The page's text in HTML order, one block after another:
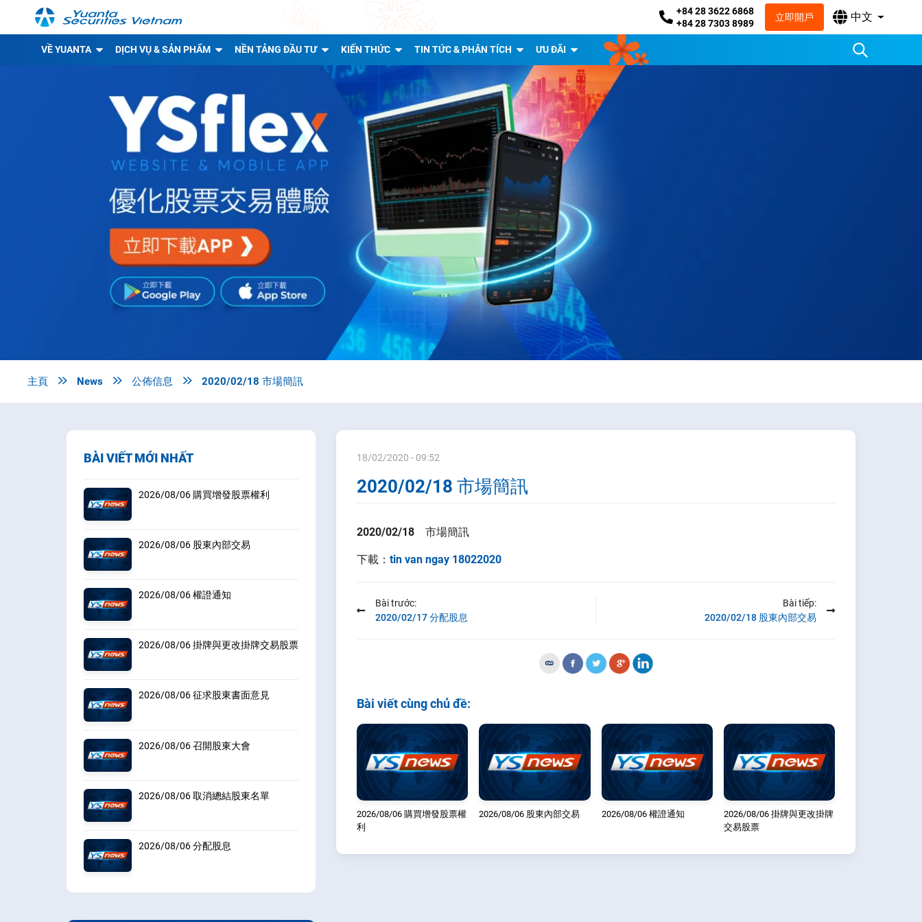
+84 28 3622 6868
+84 28 7303 8989
立即開戶 中文
VỀ YUANTA DỊCH VỤ & SẢN PHẨM NỀN TẢNG ĐẦU TƯ KIẾN THỨC TIN TỨC & PHÂN TÍCH ƯU ĐÃI
主頁  News  公佈信息  2020/02/18 市場簡訊
BÀI VIẾT MỚI NHẤT
2026/08/06 購買增發股票權利
2026/08/06 股東內部交易
2026/08/06 權證通知
2026/08/06 掛牌與更改掛牌交易股票
2026/08/06 征求股東書面意見
2026/08/06 召開股東大會
2026/08/06 取消總結股東名單
2026/08/06 分配股息
18/02/2020 - 09:52
2020/02/18 市場簡訊
2020/02/18 市場簡訊
下載：tin van ngay 18022020
Bài trước:
2020/02/17 分配股息
Bài tiếp:
2020/02/18 股東內部交易
Bài viết cùng chủ đề:
2026/08/06 購買增發股票權
利
2026/08/06 股東內部交易 2026/08/06 權證通知
2026/08/06 掛牌與更改掛牌
交易股票